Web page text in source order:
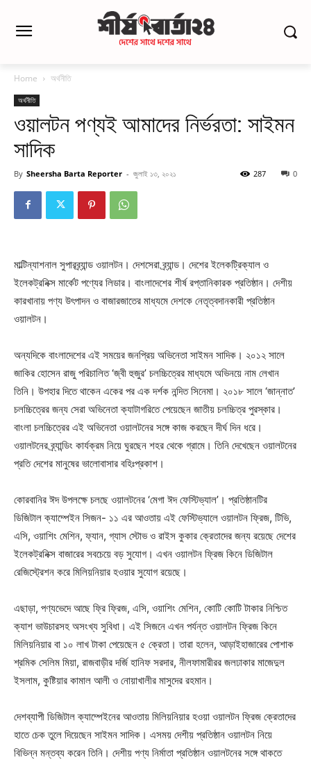
Home অর্থনীতি
অর্থনীতি
ওয়ালটন পণ্যই আমাদের নির্ভরতা: সাইমন
সাদিক
By Sheersha Barta Reporter - জুলাই ১৩, ২০২১ 0
287
মাল্টিন্যাশনাল সুপারব্র্যান্ড ওয়ালটন। দেশসেরা ব্র্যান্ড। দেশের ইলেকট্রিক্যাল ও
ইলেকট্রনিক্স মার্কেট পণ্যের লিডার। বাংলাদেশের শীর্ষ রপ্তানিকারক প্রতিষ্ঠান। দেশীয়
কারখানায় পণ্য উৎপাদন ও বাজারজাতের মাধ্যমে দেশকে নেতৃত্বদানকারী প্রতিষ্ঠান
ওয়ালটন।
অন্যদিকে বাংলাদেশের এই সময়ের জনপ্রিয় অভিনেতা সাইমন সাদিক। ২০১২ সালে
জাকির হোসেন রাজু পরিচালিত ‘জ্বী হুজুর’ চলচ্চিত্রের মাধ্যমে অভিনয়ে নাম লেখান
তিনি। উপহার দিতে থাকেন একের পর এক দর্শক নন্দিত সিনেমা। ২০১৮ সালে ‘জান্নাত’
চলচ্চিত্রের জন্য সেরা অভিনেতা ক্যাটাগরিতে পেয়েছেন জাতীয় চলচ্চিত্র পুরস্কার।
বাংলা চলচ্চিত্রের এই অভিনেতা ওয়ালটনের সঙ্গে কাজ করছেন দীর্ঘ দিন ধরে।
ওয়ালটনের ব্র্যান্ডিং কার্যক্রম নিয়ে ঘুরছেন শহর থেকে গ্রামে। তিনি দেখেছেন ওয়ালটনের
প্রতি দেশের মানুষের ভালোবাসার বহিঃপ্রকাশ।
কোরবানির ঈদ উপলক্ষে চলছে ওয়ালটনের ‘মেগা ঈদ ফেস্টিভ্যাল’। প্রতিষ্ঠানটির
ডিজিটাল ক্যাম্পেইন সিজন- ১১ এর আওতায় এই ফেস্টিভ্যালে ওয়ালটন ফ্রিজ, টিভি,
এসি, ওয়াশিং মেশিন, ফ্যান, গ্যাস স্টোভ ও রাইস কুকার ক্রেতাদের জন্য রয়েছে দেশের
ইলেকট্রনিক্স বাজারের সবচেয়ে বড় সুযোগ। এখন ওয়ালটন ফ্রিজ কিনে ডিজিটাল
রেজিস্ট্রেশন করে মিলিয়নিয়ার হওয়ার সুযোগ রয়েছে।
এছাড়া, পণ্যভেদে আছে ফ্রি ফ্রিজ, এসি, ওয়াশিং মেশিন, কোটি কোটি টাকার নিশ্চিত
ক্যাশ ভাউচারসহ অসংখ্য সুবিধা। এই সিজনে এখন পর্যন্ত ওয়ালটন ফ্রিজ কিনে
মিলিয়নিয়ার বা ১০ লাখ টাকা পেয়েছেন ৫ ক্রেতা। তারা হলেন, আড়াইহাজারের পোশাক
শ্রমিক সেলিম মিয়া, রাজবাড়ীর দর্জি হানিফ সরদার, নীলফামারীরর জলঢাকার মাজেদুল
ইসলাম, কুষ্টিয়ার কামাল আলী ও নোয়াখালীর মাসুদের রহমান।
দেশব্যাপী ডিজিটাল ক্যাম্পেইনের আওতায় মিলিয়নিয়ার হওয়া ওয়ালটন ফ্রিজ ক্রেতাদের
হাতে চেক তুলে দিয়েছেন সাইমন সাদিক। এসময় দেশীয় প্রতিষ্ঠান ওয়ালটন নিয়ে
বিভিন্ন মন্তব্য করেন তিনি। দেশীয় পণ্য নির্মাতা প্রতিষ্ঠান ওয়ালটনের সঙ্গে থাকতে